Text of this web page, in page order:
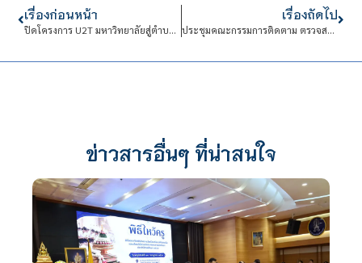
เรื่องก่อนหน้า
ปิดโครงการ U2T มหาวิทยาลัยสู่ตําบล เฟส 1 ตำบลพลงตาเอี่ยม
เรื่องถัดไป
ประชุมคณะกรรมการติดตาม ตรวจสอบและประเมินผลการปฏิบัติงานของสถาบันเทคโนโลยีจิตรลดา
ข่าวสารอื่นๆ ที่น่าสนใจ